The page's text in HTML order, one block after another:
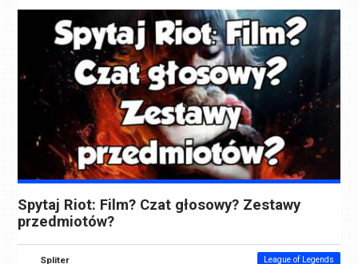
Spytaj Riot: Film? Czat głosowy? Zestawy
przedmiotów?
Spliter League of Legends